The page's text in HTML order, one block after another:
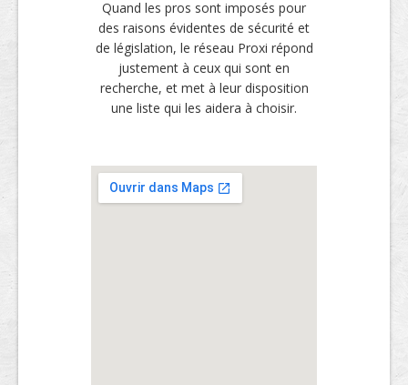
Quand les pros sont imposés pour
des raisons évidentes de sécurité et
de législation, le réseau Proxi répond
justement à ceux qui sont en
recherche, et met à leur disposition
une liste qui les aidera à choisir.